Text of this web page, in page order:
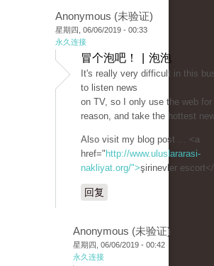
Anonymous (未验证)
星期四, 06/06/2019 - 00:33
永久连接
冒个泡吧！ | 泡泡
It's really very difficult in this
to listen news
on TV, so I only use the web for
reason, and take the hottest
Also visit my blog post ... <a
href=" http://www.uluslararasi-
nakliyat.org/">şirinevler
回复
Anonymous (未验证)
星期四, 06/06/2019 - 00:42
永久连接